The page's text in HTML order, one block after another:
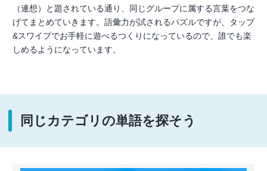
（連想）と題されている通り、同じグループに属する言葉をつな
げてまとめていきます。語彙力が試されるパズルですが、タップ
&スワイプでお手軽に遊べるつくりになっているので、誰でも楽
しめるようになっています。
同じカテゴリの単語を探そう